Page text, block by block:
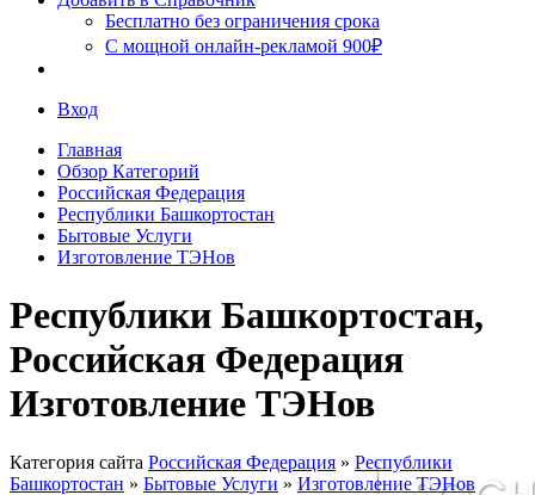
Бесплатно без ограничения срока
С мощной онлайн-рекламой 900₽
Вход
Главная
Обзор Категорий
Российская Федерация
Республики Башкортостан
Бытовые Услуги
Изготовление ТЭНов
Республики Башкортостан,
Российская Федерация
Изготовление ТЭНов
Категория сайта Российская Федерация » Республики
Башкортостан » Бытовые Услуги » Изготовление ТЭНов